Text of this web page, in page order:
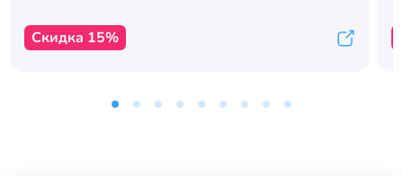
Скидка 15%